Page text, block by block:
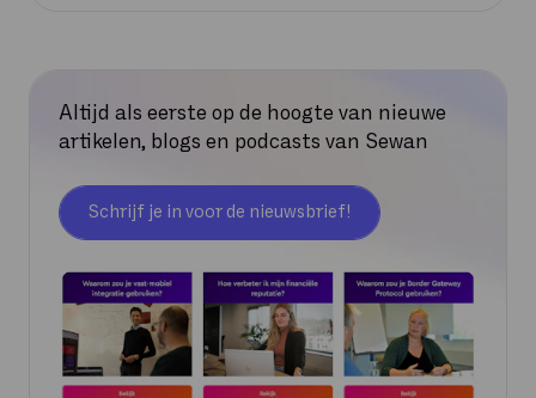
Altijd als eerste op de hoogte van nieuwe
artikelen, blogs en podcasts van Sewan
Schrijf je in voor de nieuwsbrief!